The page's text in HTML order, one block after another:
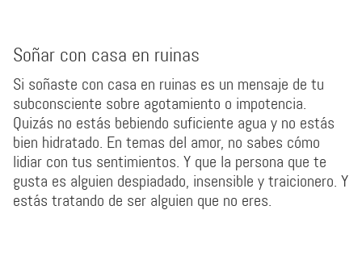
Soñar con casa en ruinas
Si soñaste con casa en ruinas es un mensaje de tu
subconsciente sobre agotamiento o impotencia.
Quizás no estás bebiendo suficiente agua y no estás
bien hidratado. En temas del amor, no sabes cómo
lidiar con tus sentimientos. Y que la persona que te
gusta es alguien despiadado, insensible y traicionero. Y
estás tratando de ser alguien que no eres.